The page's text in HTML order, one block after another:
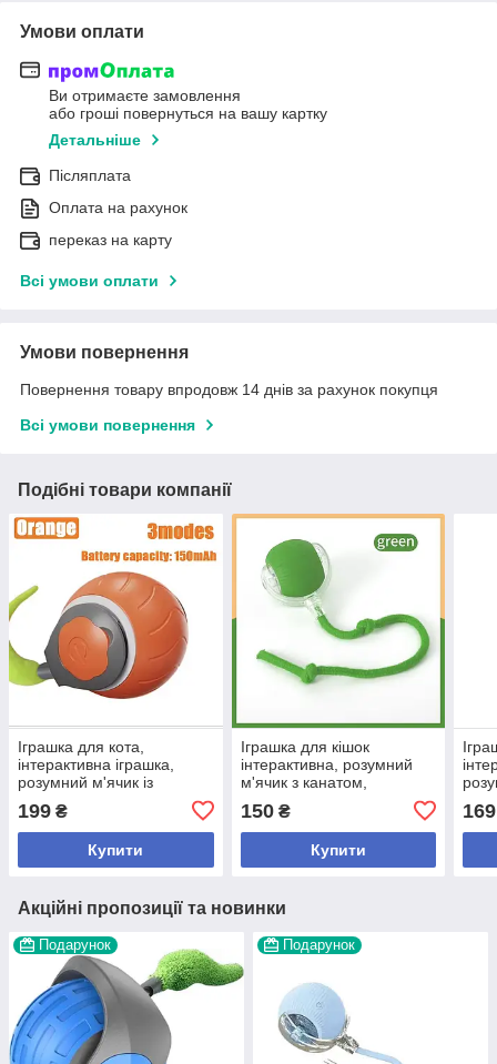
Умови оплати
Ви отримаєте замовлення
або гроші повернуться на вашу картку
Детальніше
Післяплата
Оплата на рахунок
переказ на карту
Всі умови оплати
Умови повернення
Повернення товару впродовж 14 днів за рахунок покупця
Всі умови повернення
Подібні товари компанії
Іграшка для кота,
інтерактивна іграшка,
розумний м'ячик із
199 ₴
Купити
Іграшка для кішок
інтерактивна, розумний
м'ячик з канатом,
150₴
Купити
169
Акційні пропозиції та новинки
Подарунок Подарунок